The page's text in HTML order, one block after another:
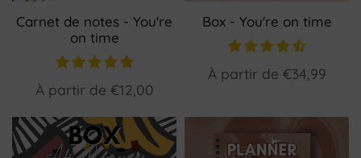
Carnet de notes - You're
on time
À partir de €12,00
Box - You're on time
À partir de €34,99